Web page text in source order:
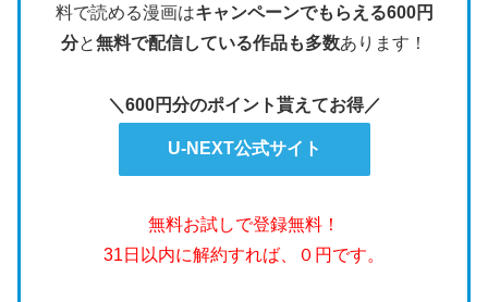
料で読める漫画はキャンペーンでもらえる600円
分と無料で配信している作品も多数あります！
＼600円分のポイント貰えてお得／
U-NEXT公式サイト
無料お試しで登録無料！
31日以内に解約すれば、０円です。